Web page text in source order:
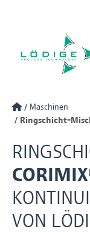
Maschinen
Ringschicht-
VON